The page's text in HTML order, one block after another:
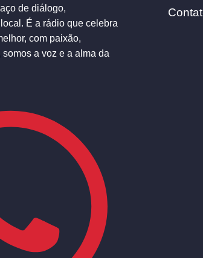
de diálogo,
É a rádio que celebra
com paixão,
a voz e a alma da